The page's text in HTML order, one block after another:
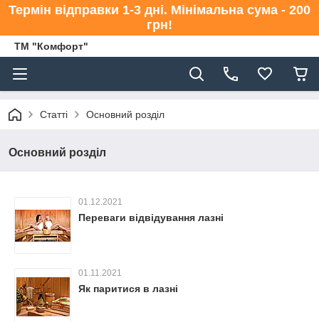
Термін відправки 1-3 дні. Мінімальна сума - 200
грн!
ТМ "Комфорт"
Статті Основний розділ
Основний розділ
01.12.2021
Переваги відвідування лазні
01.11.2021
Як паритися в лазні